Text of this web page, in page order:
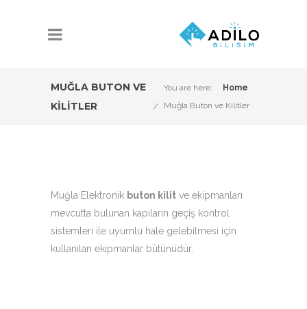
MUĞLA BUTON VE
KILITLER
You are here:
Home
Muğla Buton ve Kilitler
Muğla Elektronik buton kilit ve ekipmanları
mevcutta bulunan kapıların geçiş kontrol
sistemleri ile uyumlu hale gelebilmesi için
kullanılan ekipmanlar bütünüdür.